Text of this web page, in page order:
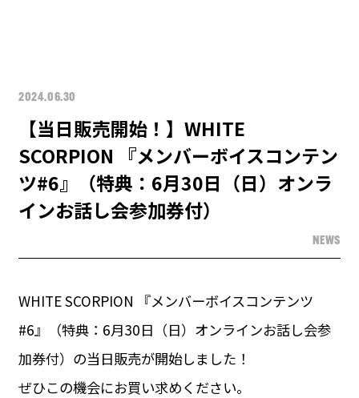
2024.06.30
【当日販売開始！】WHITE
SCORPION 『メンバーボイスコンテン
ツ#6』（特典：6月30日（日）オンラ
インお話し会参加券付）
NEWS
WHITE SCORPION 『メンバーボイスコンテンツ
#6』（特典：6月30日（日）オンラインお話し会参
加券付）の当日販売が開始しました！
ぜひこの機会にお買い求めください。